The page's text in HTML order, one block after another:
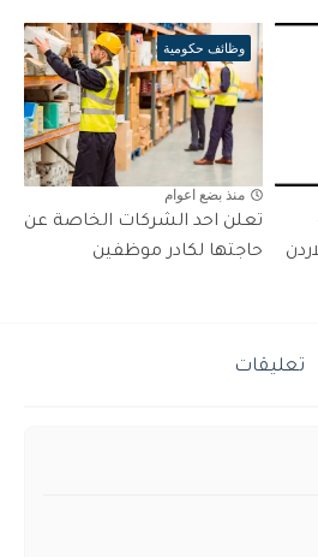
وظائف حكومية
منذ بضع اعوام
تعلن احد الشركات الخاصة عن
حاجتها لكادر موظفين
تعليقات